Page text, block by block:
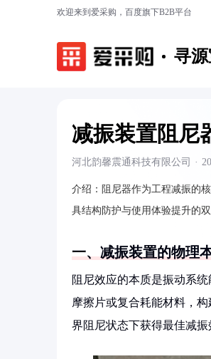
欢迎来到爱采购，百度旗下B2B平台
寻
减振装置阻尼
河北韵馨震通科技有限公司 ·
介绍： 阻尼器作为工程减振的
具结构防护与使用体验提升的
一、减振装置的物理
阻尼效应的本质是振动系
摩擦片或复合耗能材料，
界阻尼状态下获得最佳减振